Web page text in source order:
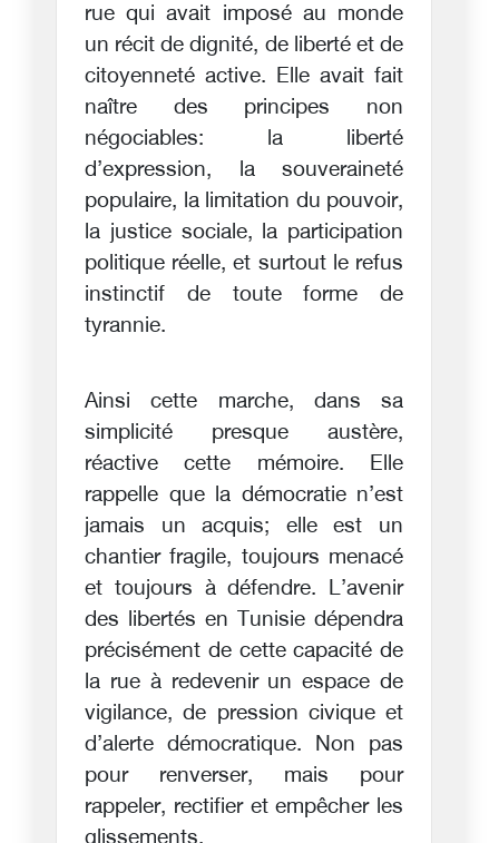
rue qui avait imposé au monde
un récit de dignité, de liberté et de
citoyenneté active. Elle avait fait
naître des principes non
négociables: la liberté
d’expression, la souveraineté
populaire, la limitation du pouvoir,
la justice sociale, la participation
politique réelle, et surtout le refus
instinctif de toute forme de
tyrannie.
Ainsi cette marche, dans sa
simplicité presque austère,
réactive cette mémoire. Elle
rappelle que la démocratie n’est
jamais un acquis; elle est un
chantier fragile, toujours menacé
et toujours à défendre. L’avenir
des libertés en Tunisie dépendra
précisément de cette capacité de
la rue à redevenir un espace de
vigilance, de pression civique et
d’alerte démocratique. Non pas
pour renverser, mais pour
rappeler, rectifier et empêcher les